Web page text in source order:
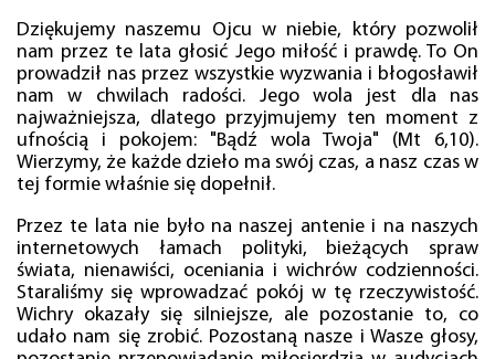
Dziękujemy naszemu Ojcu w niebie, który pozwolił
nam przez te lata głosić Jego miłość i prawdę. To On
prowadził nas przez wszystkie wyzwania i błogosławił
nam w chwilach radości. Jego wola jest dla nas
najważniejsza, dlatego przyjmujemy ten moment z
ufnością i pokojem: "Bądź wola Twoja" (Mt 6,10).
Wierzymy, że każde dzieło ma swój czas, a nasz czas w
tej formie właśnie się dopełnił.
Przez te lata nie było na naszej antenie i na naszych
internetowych łamach polityki, bieżących spraw
świata, nienawiści, oceniania i wichrów codzienności.
Staraliśmy się wprowadzać pokój w tę rzeczywistość.
Wichry okazały się silniejsze, ale pozostanie to, co
udało nam się zrobić. Pozostaną nasze i Wasze głosy,